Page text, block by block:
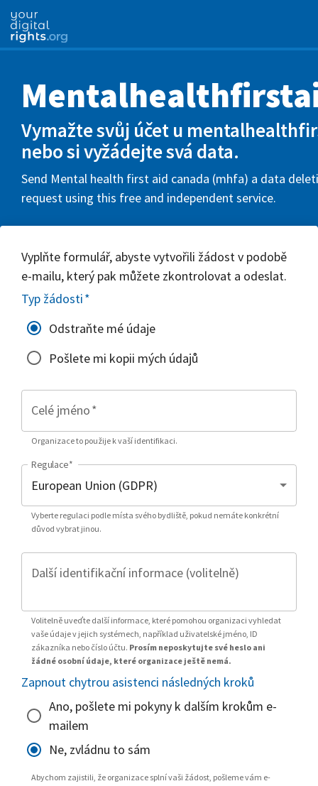
Vymažte svůj účet u
nebo si vyžádejte svá data.
Send Mental health first aid canada (mhfa) a data
request using this free and independent service.
Vyplňte formulář, abyste vytvořili žádost v podobě
e-mailu, který pak můžete zkontrolovat a odeslat.
Typ žádosti*
Odstraňte mé údaje
Pošlete mi kopii mých údajů
Celé jméno*
Organizace to použije k vaší identifikaci.
Regulace*
Vyberte regulaci podle místa svého bydliště, pokud nemáte konkrétní
důvod vybrat jinou.
Další identifikační informace (volitelně)
Volitelně uveďte další informace, které pomohou organizaci vyhledat
vaše údaje v jejich systémech, například uživatelské jméno, ID
zákazníka nebo číslo účtu. Prosím neposkytujte své heslo ani
žádné osobní údaje, které organizace ještě nemá.
Zapnout chytrou asistenci následných kroků
Ano, pošlete mi pokyny k dalším krokům e-
mailem
Ne, zvládnu to sám
Abychom zajistili, že organizace splní vaši žádost, pošleme vám e-